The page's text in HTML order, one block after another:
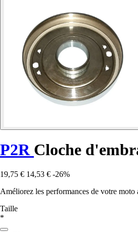
P2R Cloche
19,75 € 14,53 € -26%
Améliorez les performances de votre
Taille
*